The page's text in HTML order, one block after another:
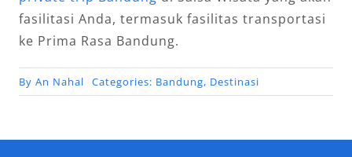
fasilitasi Anda, termasuk fasilitas transportasi
ke Prima Rasa Bandung.
By An Nahal Categories: Bandung, Destinasi